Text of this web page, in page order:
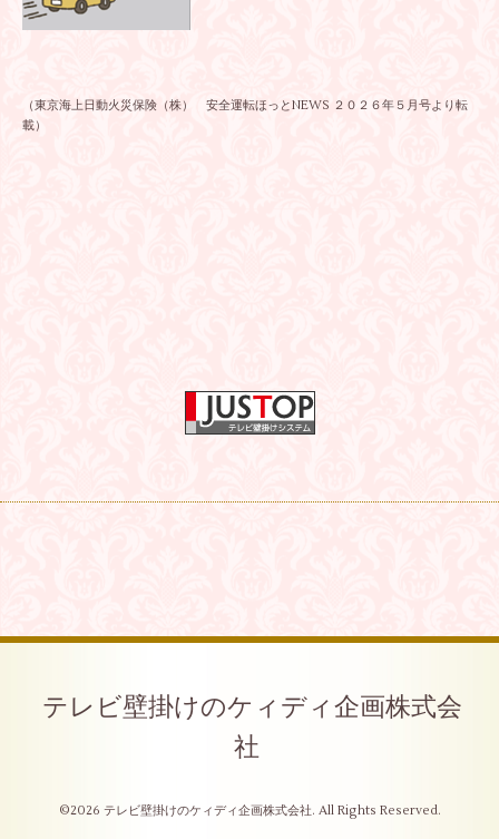
（東京海上日動火災保険（株） 安全運転ほっとNEWS ２０２６年５月号より転
載）
テレビ壁掛けのケィディ企画株式会
社
©2026 テレビ壁掛けのケィディ企画株式会社. All Rights Reserved.